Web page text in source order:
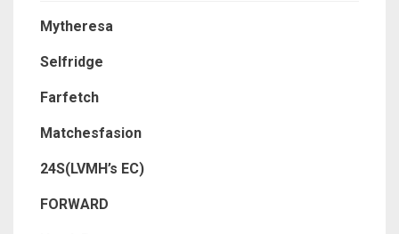
Mytheresa
Selfridge
Farfetch
Matchesfasion
24S(LVMH’s EC)
FORWARD